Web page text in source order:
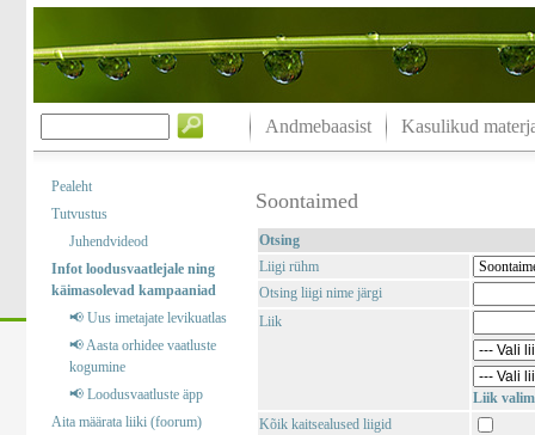
Andmebaasist Kasulikud
Pealeht
Tutvustus
Juhendvideod
Infot loodusvaatlejale ning
käimasolevad kampaaniad
📢 Uus imetajate levikuatlas
📢 Aasta orhidee vaatluste
kogumine
📢 Loodusvaatluste äpp
Aita määrata liiki (foorum)
Soontaimed
Otsing
Liigi rühm
Otsing liigi nime järgi
Liik
Liik
Kõik kaitsealused liigid